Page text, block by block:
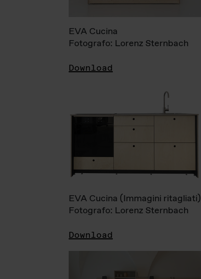
EVA Cucina
Fotografo: Lorenz Sternbach
Download
EVA Cucina (Immagini ritagliati)
Fotografo: Lorenz Sternbach
Download